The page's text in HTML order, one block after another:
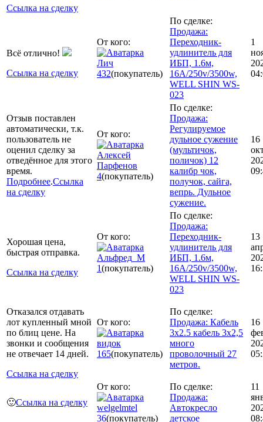
Ссылка на сделку
Всё отлично!
Ссылка на сделку
От кого:
Лич
432(покупатель)
По сделке:
Продажа:
Переходник-
удлинитель для
ИБП, 1.6м,
16A/250v/3500w,
WELL SHIN WS-
023
1
Отзыв поставлен
автоматически, т.к.
пользователь не
оценил сделку за
отведённое для этого
время.
Подробнее.Ссылка
на сделку
От кого:
Алексей
Парфенов
4(покупатель)
По сделке:
Продажа:
Регулируемое
дульное сужение
(мультичок,
поличок) 12
калибр чок,
получок, сайга,
вепрь. Дульное
сужение.
16
Хорошая цена,
быстрая отправка.
Ссылка на сделку
От кого:
Альфред_М
1(покупатель)
По сделке:
Продажа:
Переходник-
удлинитель для
ИБП, 1.6м,
16A/250v/3500w,
WELL SHIN WS-
023
13
Отказался отдавать
лот купленный мной
по блиц цене. На
звонки и сообщения
не отвечает 14 дней.
Ссылка на сделку
От кого:
видок
165(покупатель)
По сделке:
Продажа: Кабель
3x2.5 кабель 3х2,5
много
проволочный 27
метров.
16
🙂Ссылка на сделку
От кого:
welgelmtel
36(покупатель)
По сделке:
Продажа:
Автокресло
детское
11